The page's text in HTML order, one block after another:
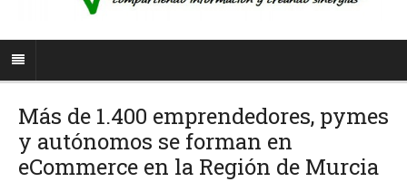
Más de 1.400 emprendedores, pymes
y autónomos se forman en
eCommerce en la Región de Murcia